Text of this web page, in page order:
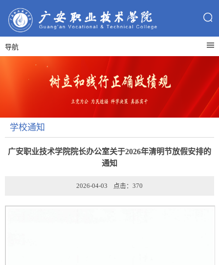
导航
学校通知
广安职业技术学院院长办公室关于2026年清明节放假安排的
通知
2026-04-03 点击： 370